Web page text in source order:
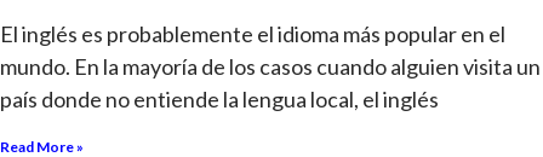
El inglés es probablemente el idioma más popular en el
mundo. En la mayoría de los casos cuando alguien visita un
país donde no entiende la lengua local, el inglés
Read More »